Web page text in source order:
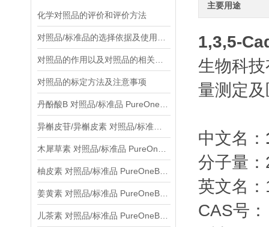
化学对照品的评价和评价方法
对照品的标定方法及注意事项
主要用途
1,3,5-
生物科
量测定
中文名：
分子量
英文名
CAS号